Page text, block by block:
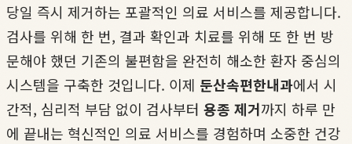
당일 즉시 제거하는 포괄적인 의료 서비스를 제공합니다.
검사를 위해 한 번, 결과 확인과 치료를 위해 또 한 번 방
문해야 했던 기존의 불편함을 완전히 해소한 환자 중심의
시스템을 구축한 것입니다. 이제 둔산속편한내과에서 시
간적, 심리적 부담 없이 검사부터 용종 제거까지 하루 만
에 끝내는 혁신적인 의료 서비스를 경험하며 소중한 건강